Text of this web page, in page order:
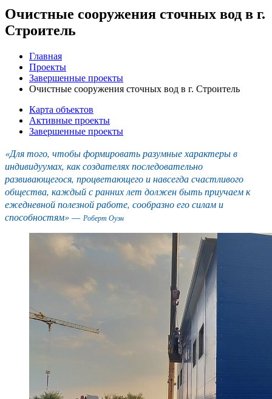
Очистные сооружения сточных вод в г.
Строитель
Главная
Проекты
Завершенные проекты
Очистные сооружения сточных вод в г. Строитель
Карта объектов
Активные проекты
Завершенные проекты
«Для того, чтобы формировать разумные характеры в
индивидуумах, как создателях последовательно
развивающегося, процветающего и навсегда счастливого
общества, каждый с ранних лет должен быть приучаем к
ежедневной полезной работе, сообразно его силам и
способностям» — Роберт Оуэн